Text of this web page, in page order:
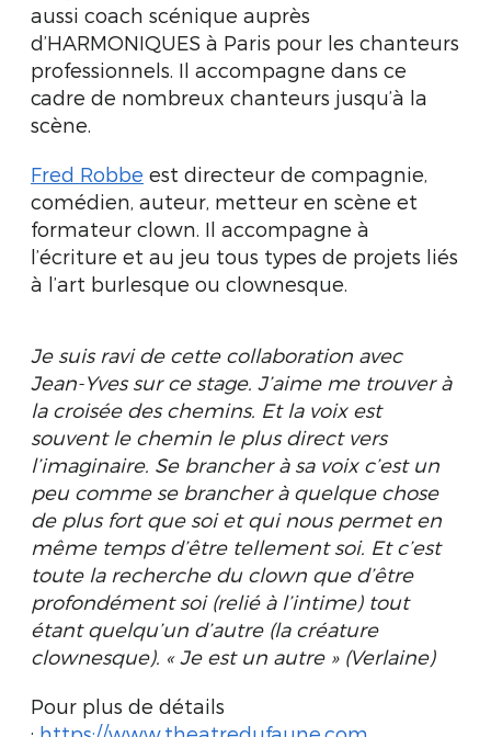
aussi coach scénique auprès
d’HARMONIQUES à Paris pour les chanteurs
professionnels. Il accompagne dans ce
cadre de nombreux chanteurs jusqu’à la
scène.
Fred Robbe est directeur de compagnie,
comédien, auteur, metteur en scène et
formateur clown. Il accompagne à
l’écriture et au jeu tous types de projets liés
à l’art burlesque ou clownesque.
Je suis ravi de cette collaboration avec
Jean-Yves sur ce stage. J’aime me trouver à
la croisée des chemins. Et la voix est
souvent le chemin le plus direct vers
l’imaginaire. Se brancher à sa voix c’est un
peu comme se brancher à quelque chose
de plus fort que soi et qui nous permet en
même temps d’être tellement soi. Et c’est
toute la recherche du clown que d’être
profondément soi (relié à l’intime) tout
étant quelqu’un d’autre (la créature
clownesque). « Je est un autre » (Verlaine)
Pour plus de détails